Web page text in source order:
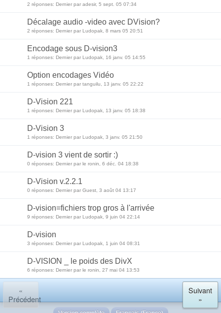
2 réponses: Dernier par adesir, 5 sept. 05 07:34
Décalage audio -video avec DVision?
2 réponses: Dernier par Ludopak, 8 mars 05 20:51
Encodage sous D-vision3
1 réponses: Dernier par Ludopak, 16 janv. 05 14:55
Option encodages Vidéo
1 réponses: Dernier par tanguilu, 13 janv. 05 22:22
D-Vision 221
1 réponses: Dernier par Ludopak, 13 janv. 05 18:38
D-Vision 3
1 réponses: Dernier par Ludopak, 3 janv. 05 21:50
D-vision 3 vient de sortir :)
0 réponses: Dernier par le ronin, 6 déc. 04 18:38
D-Vision v.2.2.1
0 réponses: Dernier par Guest, 3 août 04 13:17
D-vision=fichiers trop gros à l'arrivée
9 réponses: Dernier par Ludopak, 9 juin 04 22:14
D-vision
3 réponses: Dernier par Ludopak, 1 juin 04 08:31
D-VISION _ le poids des DivX
6 réponses: Dernier par le ronin, 27 mai 04 13:53
«
Précédent
Suivant
»